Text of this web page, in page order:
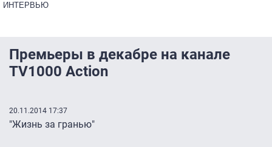
ИНТЕРВЬЮ
Премьеры в декабре на канале
TV1000 Action
20.11.2014 17:37
"Жизнь за гранью"